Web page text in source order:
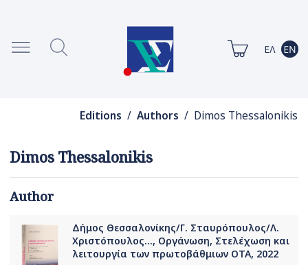
Editions / Authors / Dimos Thessalonikis
Dimos Thessalonikis
Author
Δήμος Θεσσαλονίκης/Γ. Σταυρόπουλος/Λ.
Χριστόπουλος..., Οργάνωση, Στελέχωση και
λειτουργία των πρωτοβάθμιων ΟΤΑ, 2022